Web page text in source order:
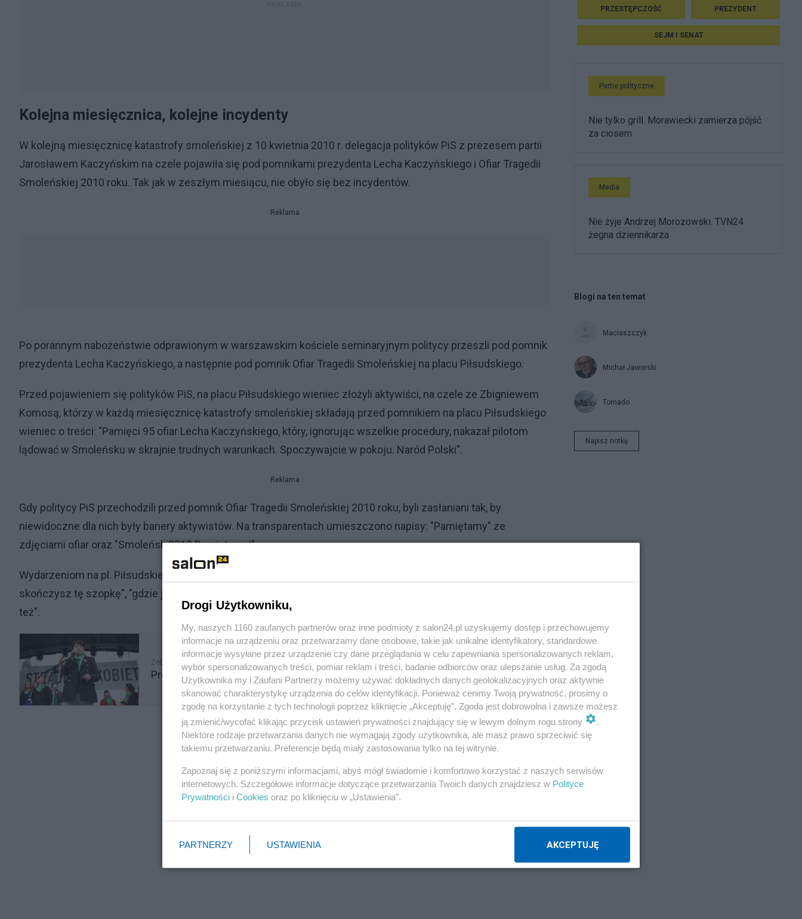
Kolejna miesięcznica, kolejne incydenty
W kolejną miesięcznicę katastrofy smoleńskiej z 10 kwietnia 2010 r. delegacja polityków PiS z prezesem partii
Jarosławem Kaczyńskim na czele pojawiła się pod pomnikami prezydenta Lecha Kaczyńskiego i Ofiar Tragedii
Smoleńskiej 2010 roku. Tak jak w zeszłym miesiącu, nie obyło się bez incydentów.
Reklama
Po porannym nabożeństwie odprawionym w warszawskim kościele seminaryjnym politycy przeszli pod pomnik
prezydenta Lecha Kaczyńskiego, a następnie pod pomnik Ofiar Tragedii Smoleńskiej na placu Piłsudskiego.
Przed pojawieniem się polityków PiS, na placu Piłsudskiego wieniec złożyli aktywiści, na czele ze Zbigniewem
Komosą, którzy w każdą miesięcznicę katastrofy smoleńskiej składają przed pomnikiem na placu Piłsudskiego
wieniec o treści: "Pamięci 95 ofiar Lecha Kaczyńskiego, który, ignorując wszelkie procedury, nakazał pilotom
lądować w Smoleńsku w skrajnie trudnych warunkach. Spoczywajcie w pokoju. Naród Polski".
Reklama
Gdy politycy PiS przechodzili przed pomnik Ofiar Tragedii Smoleńskiej 2010 roku, byli zasłaniani tak, by
niewidoczne dla nich były banery aktywistów. Na transparentach umieszczono napisy: "Pamiętamy" ze
zdjęciami ofiar oraz "Smoleńsk 2010 Pamiętamy!".
Wydarzeniom na pl. Piłsudskiego towarzyszyły okrzyki: "gryzie cię sumienie", "sumienia nie zagłuszysz”, „kiedy
skończysz tę szopkę", "gdzie jest wrak?", "skończ te kłamstwa, minęło 14 lat", "Kamiński do więzienia... Wąsik
też".
Zobacz także
Prof. Kik dla Salonu 24 o wyskoku Żukowskiej. "Przekroczono wszystkie granice"
PRZESTĘPCZOŚĆ PREZYDENT
SEJM I SENAT
Partie polityczne
Nie tylko grill. Morawiecki zamierza pójść
za ciosem
Media
Nie żyje Andrzej Morozowski. TVN24
żegna dziennikarza
Blogi na ten temat
Maciaszczyk
Michał Jaworski
Tornado
Napisz notkę
Drogi Użytkowniku,
My, naszych 1160 zaufanych partnerów oraz inne podmioty z salon24.pl uzyskujemy dostęp i przechowujemy
informacje na urządzeniu oraz przetwarzamy dane osobowe, takie jak unikalne identyfikatory, standardowe
informacje wysyłane przez urządzenie czy dane przeglądania w celu zapewniania spersonalizowanych reklam,
wybór spersonalizowanych treści, pomiar reklam i treści, badanie odbiorców oraz ulepszanie usług. Za zgodą
Użytkownika my i Zaufani Partnerzy możemy używać dokładnych danych geolokalizacyjnych oraz aktywnie
skanować charakterystykę urządzenia do celów identyfikacji. Ponieważ cenimy Twoją prywatność, prosimy o
zgodę na korzystanie z tych technologii poprzez kliknięcie „Akceptuję”. Zgoda jest dobrowolna i zawsze możesz
ją zmienić/wycofać klikając przycisk ustawień prywatności znajdujący się w lewym dolnym rogu strony
.
Niektóre rodzaje przetwarzania danych nie wymagają zgody użytkownika, ale masz prawo sprzeciwić się
takiemu przetwarzaniu. Preferencje będą miały zastosowania tylko na tej witrynie.
Zapoznaj się z poniższymi informacjami, abyś mógł świadomie i komfortowo korzystać z naszych serwisów
internetowych. Szczegółowe informacje dotyczące przetwarzania Twoich danych znajdziesz w Polityce
Prywatności i Cookies oraz po kliknięciu w „Ustawienia”.
PARTNERZY USTAWIENIA AKCEPTUJĘ